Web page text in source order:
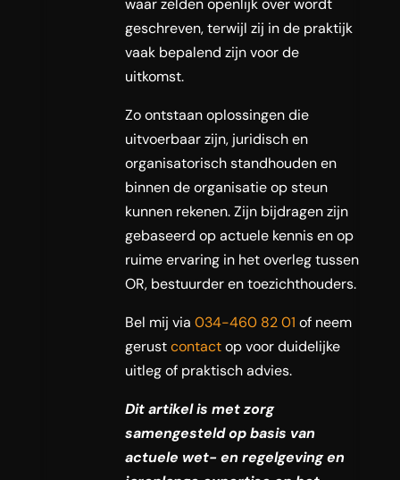
waar zelden openlijk over wordt
geschreven, terwijl zij in de praktijk
vaak bepalend zijn voor de
uitkomst.
Zo ontstaan oplossingen die
uitvoerbaar zijn, juridisch en
organisatorisch standhouden en
binnen de organisatie op steun
kunnen rekenen. Zijn bijdragen zijn
gebaseerd op actuele kennis en op
ruime ervaring in het overleg tussen
OR, bestuurder en toezichthouders.
Bel mij via 034-460 82 01 of neem
gerustcontactop voor duidelijke
uitleg of praktisch advies.
Dit artikel is met zorg
samengesteld op basis van
actuele wet- en regelgeving en